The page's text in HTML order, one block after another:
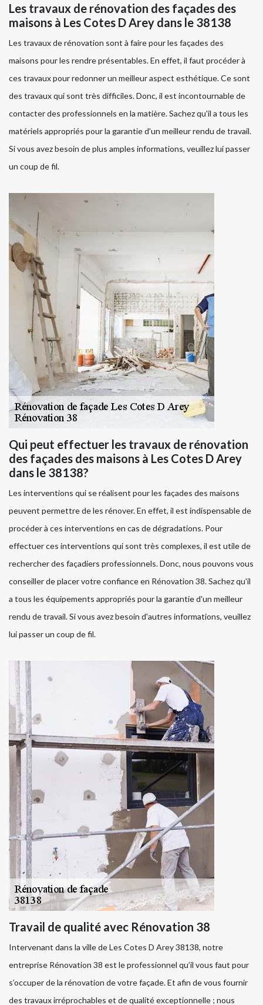
Les travaux de rénovation des façades des
maisons à Les Cotes D Arey dans le 38138
Les travaux de rénovation sont à faire pour les façades des
maisons pour les rendre présentables. En effet, il faut procéder à
ces travaux pour redonner un meilleur aspect esthétique. Ce sont
des travaux qui sont très difficiles. Donc, il est incontournable de
contacter des professionnels en la matière. Sachez qu'il a tous les
matériels appropriés pour la garantie d'un meilleur rendu de travail.
Si vous avez besoin de plus amples informations, veuillez lui passer
un coup de fil.
Qui peut effectuer les travaux de rénovation
des façades des maisons à Les Cotes D Arey
dans le 38138?
Les interventions qui se réalisent pour les façades des maisons
peuvent permettre de les rénover. En effet, il est indispensable de
procéder à ces interventions en cas de dégradations. Pour
effectuer ces interventions qui sont très complexes, il est utile de
rechercher des façadiers professionnels. Donc, nous pouvons vous
conseiller de placer votre confiance en Rénovation 38. Sachez qu'il
a tous les équipements appropriés pour la garantie d'un meilleur
rendu de travail. Si vous avez besoin d'autres informations, veuillez
lui passer un coup de fil.
Travail de qualité avec Rénovation 38
Intervenant dans la ville de Les Cotes D Arey 38138, notre
entreprise Rénovation 38 est le professionnel qu’il vous faut pour
s’occuper de la rénovation de votre façade. Et afin de vous fournir
des travaux irréprochables et de qualité exceptionnelle ; nous